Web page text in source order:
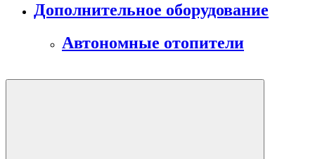
Дополнительное оборудование
Автономные отопители